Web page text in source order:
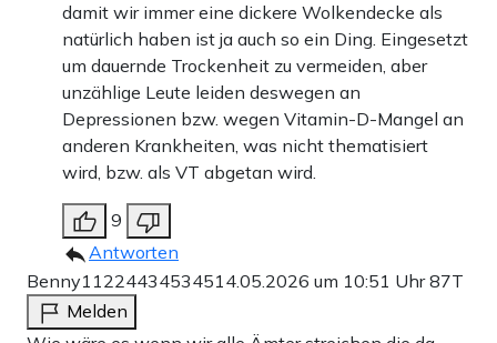
damit wir immer eine dickere Wolkendecke als
natürlich haben ist ja auch so ein Ding. Eingesetzt
um dauernde Trockenheit zu vermeiden, aber
unzählige Leute leiden deswegen an
Depressionen bzw. wegen Vitamin-D-Mangel an
anderen Krankheiten, was nicht thematisiert
wird, bzw. als VT abgetan wird.
9
Antworten
Benny11224434534514.05.2026 um 10:51 Uhr87T
Melden